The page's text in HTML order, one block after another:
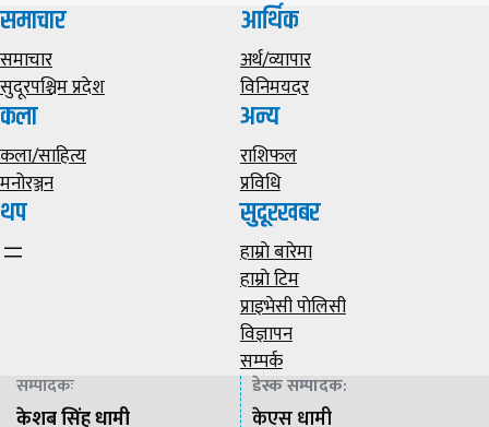
समाचार
समाचार
सुदूरपश्चिम प्रदेश
आर्थिक
अर्थ/व्यापार
विनिमयदर
कला
कला/साहित्य
मनोरञ्जन
अन्य
राशिफल
प्रविधि
थप सुदूरखबर
हाम्राे बारेमा
हाम्राे टिम
प्राइभेसी पाेलिसी
विज्ञापन
सम्पर्क
सम्पादकः
केशब सिंह धामी
डेस्क सम्पादक:
केएस धामी